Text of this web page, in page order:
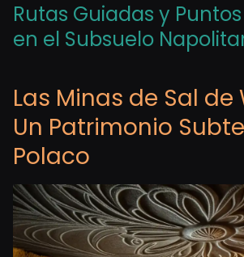
Rutas Guiadas y
en el Subsuelo
Las Minas de Sal de
Un Patrimonio
Polaco